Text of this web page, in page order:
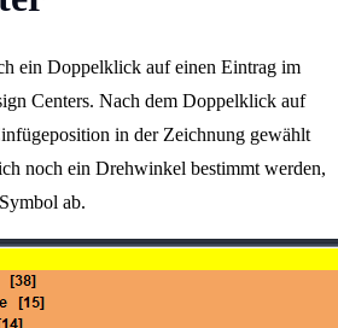
ein Doppelklick auf einen Eintrag im
Centers. Nach dem Doppelklick auf
in der Zeichnung gewählt
noch ein Drehwinkel bestimmt werden,
ab.